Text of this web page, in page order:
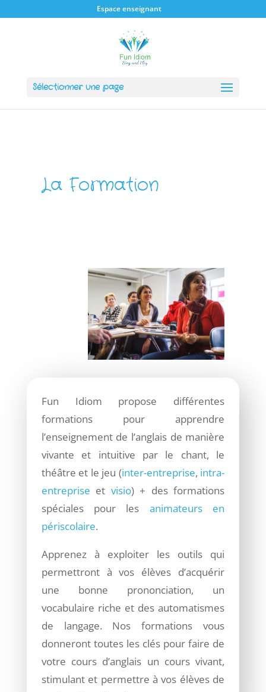
Espace enseignant
Sélectionner une page
La Formation
Fun Idiom propose différentes
formations pour apprendre
l’enseignement de l’anglais de manière
vivante et intuitive par le chant, le
théâtre et le jeu (inter-entreprise, intra-
entreprise et visio) + des formations
spéciales pour les animateurs en
périscolaire.
Apprenez à exploiter les outils qui
permettront à vos élèves d’acquérir
une bonne prononciation, un
vocabulaire riche et des automatismes
de langage. Nos formations vous
donneront toutes les clés pour faire de
votre cours d’anglais un cours vivant,
stimulant et permettre à vos élèves de